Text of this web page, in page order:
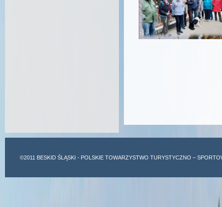
©2011 BESKID ŚLĄSKI - POLSKIE TOWARZYSTWO TURYSTYCZNO –